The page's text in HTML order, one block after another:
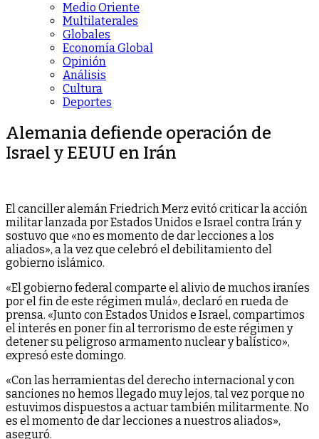
Medio Oriente
Multilaterales
Globales
Economía Global
Opinión
Análisis
Cultura
Deportes
Alemania defiende operación de
Israel y EEUU en Irán
El canciller alemán Friedrich Merz evitó criticar la acción
militar lanzada por Estados Unidos e Israel contra Irán y
sostuvo que «no es momento de dar lecciones a los
aliados», a la vez que celebró el debilitamiento del
gobierno islámico.
«El gobierno federal comparte el alivio de muchos iraníes
por el fin de este régimen mulá», declaró en rueda de
prensa. «Junto con Estados Unidos e Israel, compartimos
el interés en poner fin al terrorismo de este régimen y
detener su peligroso armamento nuclear y balístico»,
expresó este domingo.
«Con las herramientas del derecho internacional y con
sanciones no hemos llegado muy lejos, tal vez porque no
estuvimos dispuestos a actuar también militarmente. No
es el momento de dar lecciones a nuestros aliados»,
aseguró.